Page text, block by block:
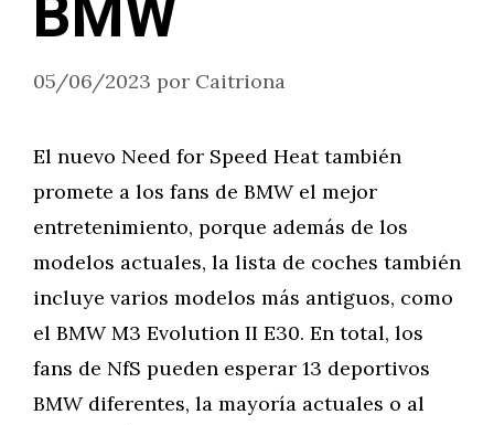
05/06/2023 por Caitriona
El nuevo Need for Speed Heat también
promete a los fans de BMW el mejor
entretenimiento, porque además de los
modelos actuales, la lista de coches también
incluye varios modelos más antiguos, como
el BMW M3 Evolution II E30. En total, los
fans de NfS pueden esperar 13 deportivos
BMW diferentes, la mayoría actuales o al